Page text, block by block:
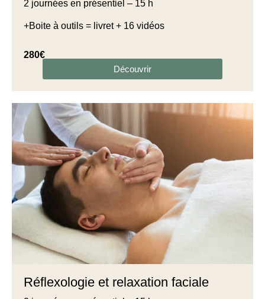
2 journées en présentiel – 15 h
+Boite à outils = livret + 16 vidéos
280€
Découvrir
Réflexologie et relaxation faciale